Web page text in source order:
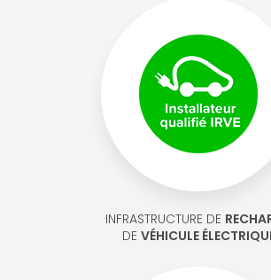
INFRASTRUCTURE DE
DE VÉHICULE